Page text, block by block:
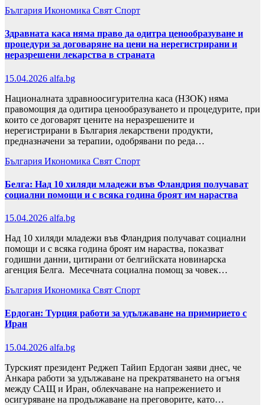
България Икономика Свят Спорт
Здравната каса няма право да одитра ценообразуване и
процедури за договаряне на цени на нерегистрирани и
неразрешени лекарства в страната
15.04.2026 alfa.bg
Националната здравноосигурителна каса (НЗОК) няма
правомощия да одитира ценообразуването и процедурите, при
които се договарят цените на неразрешените и
нерегистрирани в България лекарствени продукти,
предназначени за терапии, одобрявани по реда…
България Икономика Свят Спорт
Белга: Над 10 хиляди младежи във Фландрия получават
социални помощи и с всяка година броят им нараства
15.04.2026 alfa.bg
Над 10 хиляди младежи във Фландрия получават социални
помощи и с всяка година броят им нараства, показват
годишни данни, цитирани от белгийската новинарска
агенция Белга. Месечната социална помощ за човек…
България Икономика Свят Спорт
Ердоган: Турция работи за удължаване на примирието с
Иран
15.04.2026 alfa.bg
Турският президент Реджеп Тайип Ердоган заяви днес, че
Анкара работи за удължаване на прекратяването на огъня
между САЩ и Иран, облекчаване на напрежението и
осигуряване на продължаване на преговорите, като…